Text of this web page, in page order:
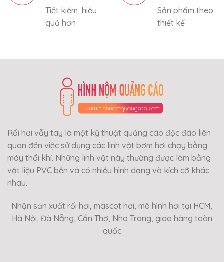
Tiết kiệm, hiệu
quả hơn
Sản phẩm theo
thiết kế
Rối hơi vẫy tay là một kỹ thuật quảng cáo độc đáo liên
quan đến việc sử dụng các linh vật bơm hơi chạy bằng
máy thổi khí. Những linh vật này thường được làm bằng
vật liệu PVC bền và có nhiều hình dạng và kích cỡ khác
nhau.
Nhận sản xuất rối hơi, mascot hơi, mô hình hơi tại HCM,
Hà Nội, Đà Nẵng, Cần Thơ, Nha Trang, giao hàng toàn
quốc